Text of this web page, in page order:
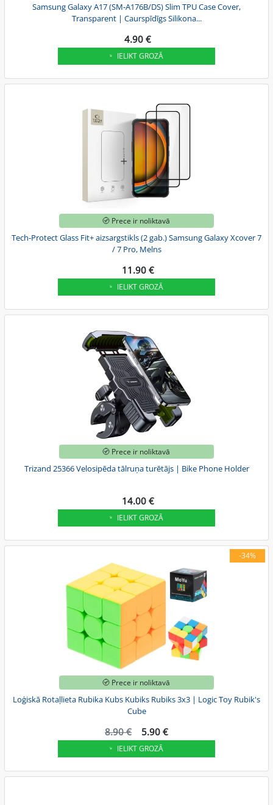
Samsung Galaxy A17 (SM-A176B/DS) Slim TPU Case Cover,
Transparent | Caurspīdīgs Silikona...
4.90 €
IELIKT GROZĀ
Prece ir noliktavā
Tech-Protect Glass Fit+ aizsargstikls (2 gab.) Samsung Galaxy Xcover 7
/ 7 Pro, Melns
11.90 €
IELIKT GROZĀ
Prece ir noliktavā
Trizand 25366 Velosipēda tālruņa turētājs | Bike Phone Holder
14.00 €
IELIKT GROZĀ
-34%
Prece ir noliktavā
Loģiskā Rotaļlieta Rubika Kubs Kubiks Rubiks 3x3 | Logic Toy Rubik's
Cube
8.90 € 5.90 €
IELIKT GROZĀ